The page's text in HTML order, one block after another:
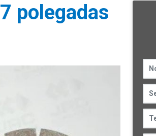
polegadas